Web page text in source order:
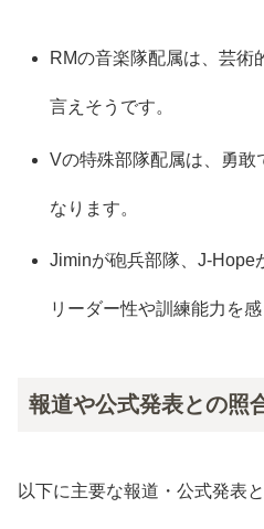
RMの音楽隊配属は、芸術
言えそうです。
Vの特殊部隊配属は、勇敢
なります。
Jiminが砲兵部隊、J-Hope
リーダー性や訓練能力を感
報道や公式発表との照
以下に主要な報道・公式発表